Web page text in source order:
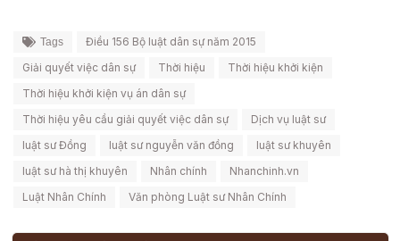
Tags
Điều 156 Bộ luật dân sự năm 2015
Giải quyết việc dân sự
Thời hiệu
Thời hiệu khởi kiện
Thời hiệu khởi kiện vụ án dân sự
Thời hiệu yêu cầu giải quyết việc dân sự
Dịch vụ luật sư
luật sư Đồng
luật sư nguyễn văn đồng
luật sư khuyên
luật sư hà thị khuyên
Nhân chính
Nhanchinh.vn
Luật Nhân Chính
Văn phòng Luật sư Nhân Chính